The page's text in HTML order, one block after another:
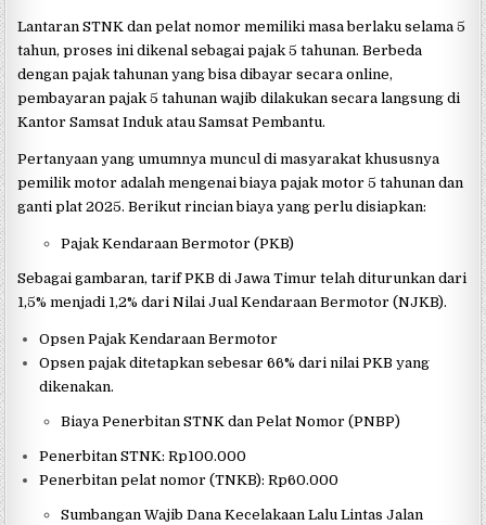
Lantaran STNK dan pelat nomor memiliki masa berlaku selama 5
tahun, proses ini dikenal sebagai pajak 5 tahunan. Berbeda
dengan pajak tahunan yang bisa dibayar secara online,
pembayaran pajak 5 tahunan wajib dilakukan secara langsung di
Kantor Samsat Induk atau Samsat Pembantu.
Pertanyaan yang umumnya muncul di masyarakat khususnya
pemilik motor adalah mengenai biaya pajak motor 5 tahunan dan
ganti plat 2025. Berikut rincian biaya yang perlu disiapkan:
Pajak Kendaraan Bermotor (PKB)
Sebagai gambaran, tarif PKB di Jawa Timur telah diturunkan dari
1,5% menjadi 1,2% dari Nilai Jual Kendaraan Bermotor (NJKB).
Opsen Pajak Kendaraan Bermotor
Opsen pajak ditetapkan sebesar 66% dari nilai PKB yang
dikenakan.
Biaya Penerbitan STNK dan Pelat Nomor (PNBP)
Penerbitan STNK: Rp100.000
Penerbitan pelat nomor (TNKB): Rp60.000
Sumbangan Wajib Dana Kecelakaan Lalu Lintas Jalan